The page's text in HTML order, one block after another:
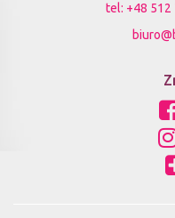
tel: +48 512